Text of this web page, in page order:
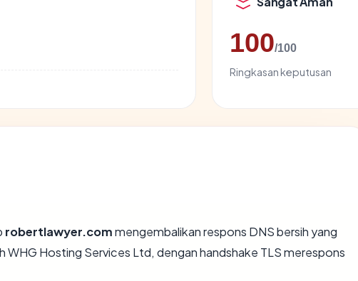
100/100
Ringkasan keputusan
robertlawyer.commengembalikan respons DNS bersih yang
WHG Hosting Services Ltd, dengan handshake TLS merespons